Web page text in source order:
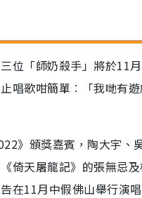
位「師奶殺手」將於11
唱歌咁簡單︰「我哋有
》頒獎嘉賓，陶大宇、
倚天屠龍記》的張無忌
在11月中假佛山舉行演